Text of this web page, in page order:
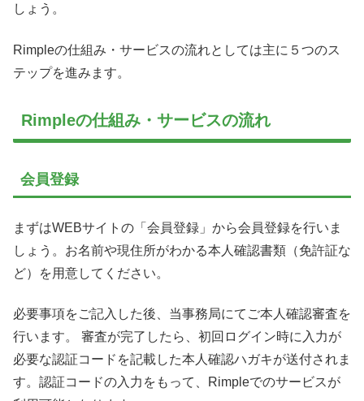
しょう。
Rimpleの仕組み・サービスの流れとしては主に５つのス
テップを進みます。
Rimpleの仕組み・サービスの流れ
会員登録
まずはWEBサイトの「会員登録」から会員登録を行いま
しょう。お名前や現住所がわかる本人確認書類（免許証な
ど）を用意してください。
必要事項をご記入した後、当事務局にてご本人確認審査を
行います。 審査が完了したら、初回ログイン時に入力が
必要な認証コードを記載した本人確認ハガキが送付されま
す。認証コードの入力をもって、Rimpleでのサービスが